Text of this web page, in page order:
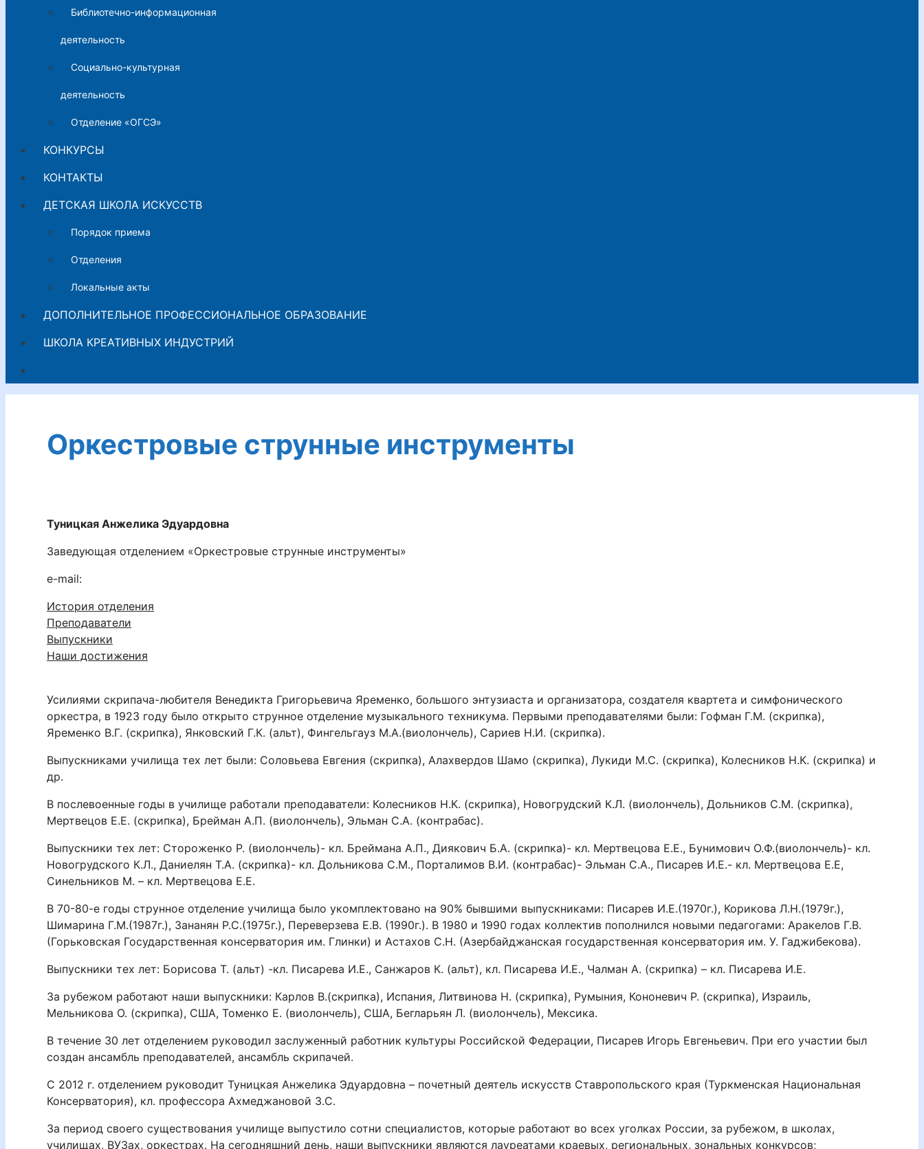
Библиотечно-информационная
деятельность
Социально-культурная
деятельность
Отделение «ОГСЭ»
КОНКУРСЫ
КОНТАКТЫ
ДЕТСКАЯ ШКОЛА ИСКУССТВ
Порядок приема
Отделения
Локальные акты
ДОПОЛНИТЕЛЬНОЕ ПРОФЕССИОНАЛЬНОЕ ОБРАЗОВАНИЕ
ШКОЛА КРЕАТИВНЫХ ИНДУСТРИЙ
Оркестровые струнные инструменты
Туницкая Анжелика Эдуардовна
Заведующая отделением «Оркестровые струнные инструменты»
e-mail:
История отделения
Преподаватели
Выпускники
Наши достижения
Усилиями скрипача-любителя Венедикта Григорьевича Яременко, большого энтузиаста и организатора, создателя квартета и симфонического
оркестра, в 1923 году было открыто струнное отделение музыкального техникума. Первыми преподавателями были: Гофман Г.М. (скрипка),
Яременко В.Г. (скрипка), Янковский Г.К. (альт), Фингельгауз М.А.(виолончель), Сариев Н.И. (скрипка).
Выпускниками училища тех лет были: Соловьева Евгения (скрипка), Алахвердов Шамо (скрипка), Лукиди М.С. (скрипка), Колесников Н.К. (скрипка) и
др.
В послевоенные годы в училище работали преподаватели: Колесников Н.К. (скрипка), Новогрудский К.Л. (виолончель), Дольников С.М. (скрипка),
Мертвецов Е.Е. (скрипка), Брейман А.П. (виолончель), Эльман С.А. (контрабас).
Выпускники тех лет: Стороженко Р. (виолончель)- кл. Бреймана А.П., Диякович Б.А. (скрипка)- кл. Мертвецова Е.Е., Бунимович О.Ф.(виолончель)- кл.
Новогрудского К.Л., Даниелян Т.А. (скрипка)- кл. Дольникова С.М., Порталимов В.И. (контрабас)- Эльман С.А., Писарев И.Е.- кл. Мертвецова Е.Е,
Синельников М. – кл. Мертвецова Е.Е.
В 70-80-е годы струнное отделение училища было укомплектовано на 90% бывшими выпускниками: Писарев И.Е.(1970г.), Корикова Л.Н.(1979г.),
Шимарина Г.М.(1987г.), Зананян Р.С.(1975г.), Переверзева Е.В. (1990г.). В 1980 и 1990 годах коллектив пополнился новыми педагогами: Аракелов Г.В.
(Горьковская Государственная консерватория им. Глинки) и Астахов С.Н. (Азербайджанская государственная консерватория им. У. Гаджибекова).
Выпускники тех лет: Борисова Т. (альт) -кл. Писарева И.Е., Санжаров К. (альт), кл. Писарева И.Е., Чалман А. (скрипка) – кл. Писарева И.Е.
За рубежом работают наши выпускники: Карлов В.(скрипка), Испания, Литвинова Н. (скрипка), Румыния, Кононевич Р. (скрипка), Израиль,
Мельникова О. (скрипка), США, Томенко Е. (виолончель), США, Бегларьян Л. (виолончель), Мексика.
В течение 30 лет отделением руководил заслуженный работник культуры Российской Федерации, Писарев Игорь Евгеньевич. При его участии был
создан ансамбль преподавателей, ансамбль скрипачей.
С 2012 г. отделением руководит Туницкая Анжелика Эдуардовна – почетный деятель искусств Ставропольского края (Туркменская Национальная
Консерватория), кл. профессора Ахмеджановой З.С.
За период своего существования училище выпустило сотни специалистов, которые работают во всех уголках России, за рубежом, в школах,
училищах, ВУЗах, оркестрах. На сегодняшний день, наши выпускники являются лауреатами краевых, региональных, зональных конкурсов;